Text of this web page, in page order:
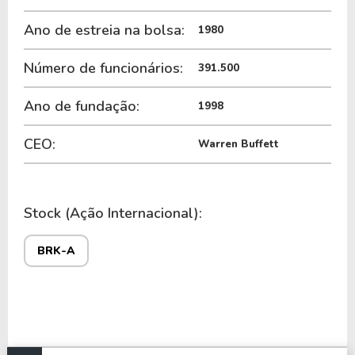
Entre suas principais subsidiárias estão:
GEICO e Berkshire Hathaway Reinsurance
Group (seguros)
BNSF Railway (ferrovias)
Berkshire Hathaway Energy (utilidades
Lubrizol (indústria química)
Fruit of the Loom (têxtil)
Ano de estreia na bolsa: 1980
Número de funcionários: 391.500
Ano de fundação: 1998
CEO: Warren Buffett
Stock (Ação Internacional):
BRK-A